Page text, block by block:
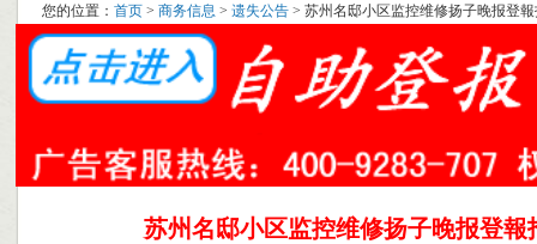
您的位置： 首页 > 商务信息 > 遗失公告 > 苏州名邸小区监控维修扬子晚报登
苏州名邸小区监控维修扬子晚报登報